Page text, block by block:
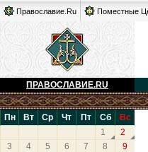
Православие.Ru Поместные
ПРАВОСЛАВИЕ.RU
Пн Вт Ср Чт Пт Сб
Вс
1
2
3
4 5 6 7 8
9